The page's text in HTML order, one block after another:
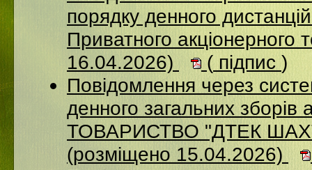
порядку денного
Приватного
16.04.2026)
( підпис )
Повідомлення через
денного загальних
ТОВАРИСТВО "ДТЕК
(розміщено 15.04.2026)